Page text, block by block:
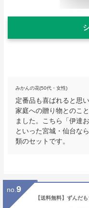
みかんの花(50代・女性)
定番品も喜ばれると思
家庭への贈り物とのこ
ました。こちら「伊達
といった宮城・仙台な
類のセットです。
no. 9